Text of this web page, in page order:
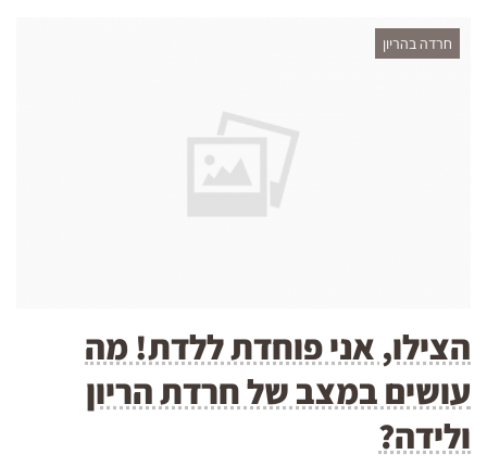
חרדה בהריון
הצילו, אני פוחדת ללדת! מה
עושים במצב של חרדת הריון
ולידה?